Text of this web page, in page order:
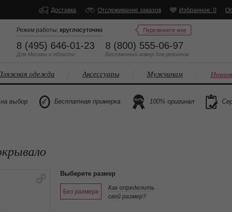
Доставка Отслеживание заказов Избранное: 0
Режим работы: круглосуточно
8 (495) 646-01-23
Для Москвы и области
8 (800) 555-06-97
Бесплатный номер для регионов
Перезвоните мне
одежда Аксессуары Мужчинам
выбор Бесплатная примерка 100% оригинал
Выберите размер
Без размера
Как определить
свой размер?